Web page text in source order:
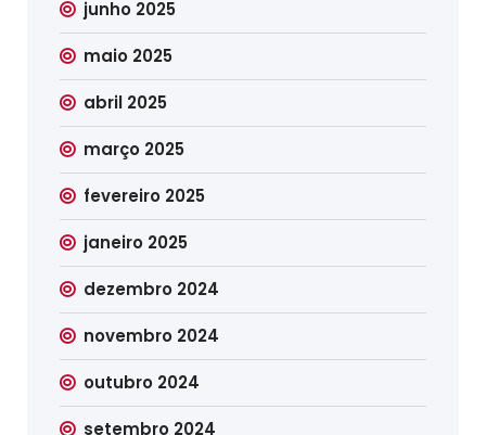
junho 2025
maio 2025
abril 2025
março 2025
fevereiro 2025
janeiro 2025
dezembro 2024
novembro 2024
outubro 2024
setembro 2024